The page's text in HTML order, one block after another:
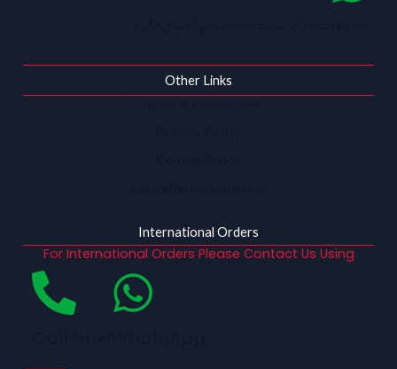
Other Links
International Orders
For International Orders Please Contact Us Using